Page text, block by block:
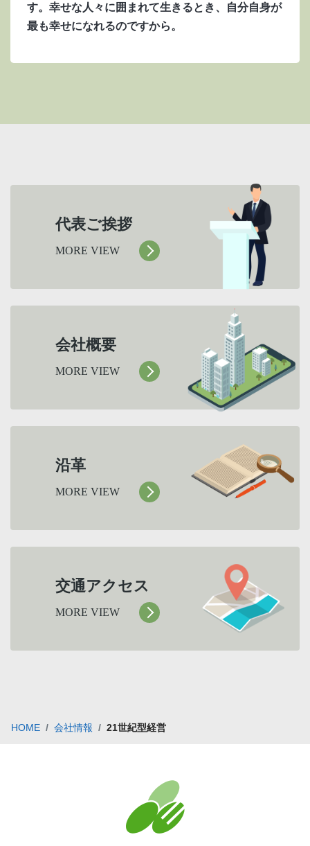
す。幸せな人々に囲まれて生きるとき、自分自身が
最も幸せになれるのですから。
代表ご挨拶
MORE VIEW
会社概要
MORE VIEW
沿革
MORE VIEW
交通アクセス
MORE VIEW
HOME 会社情報 21世紀型経営